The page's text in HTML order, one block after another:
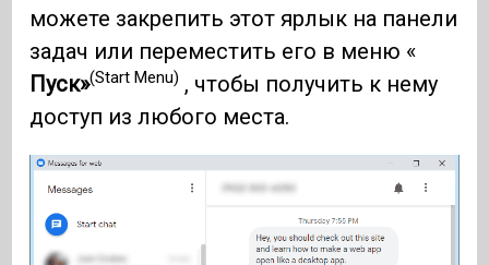
можете закрепить этот ярлык на панели
задач или переместить его в меню «
Пуск»(Start Menu) , чтобы получить к нему
доступ из любого места.